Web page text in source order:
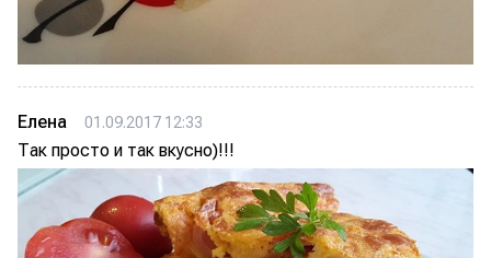
Елена 01.09.2017 12:33
Так просто и так вкусно)!!!